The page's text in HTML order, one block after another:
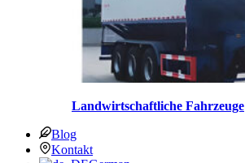
Landwirtschaftliche Fahrzeuge
Blog
Kontakt